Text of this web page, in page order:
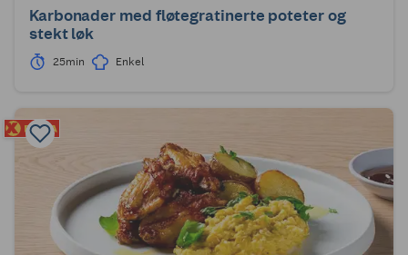
Karbonader med fløtegratinerte poteter og
stekt løk
25min Enkel